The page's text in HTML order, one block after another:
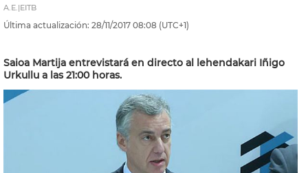
A.E.|EITB
Última actualización: 28/11/2017 08:08 (UTC+1)
Saioa Martija entrevistará en directo al lehendakari Iñigo
Urkullu a las 21:00 horas.